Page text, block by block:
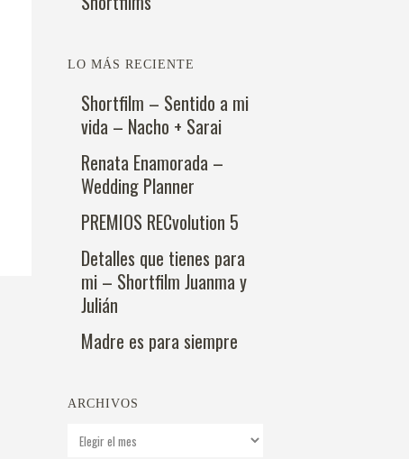
LO MÁS RECIENTE
Shortfilm – Sentido a mi
vida – Nacho + Sarai
Renata Enamorada –
Wedding Planner
PREMIOS RECvolution 5
Detalles que tienes para
mi – Shortfilm Juanma y
Julián
Madre es para siempre
ARCHIVOS
Archivos